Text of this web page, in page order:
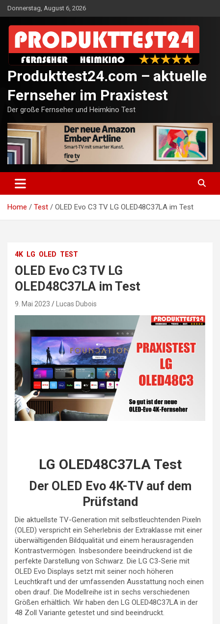
Skip
to
content
Donnerstag, August 6, 2026
Produkttest24.com – aktuelle
Fernseher im Praxistest
Der große Fernseher und Heimkino Test
Home Test OLED Evo C3 TV LG OLED48C37LA im Test
4K LG OLED TEST
OLED Evo C3 TV LG
OLED48C37LA im Test
9. Mai 2023 Lucas Dubois
LG OLED48C37LA Test
Der OLED Evo 4K-TV auf dem
Prüfstand
Die aktuellste TV-Generation mit selbstleuchtenden Pixeln
(OLED) verspricht ein Seherlebnis der Extraklasse mit einer
überwältigenden Bildqualität und einem herausragenden
Kontrastvermögen. Insbesondere beeindruckend ist die
perfekte Darstellung von Schwarz. Die LG C3-Serie mit
OLED Evo Displays setzt mit seiner noch höheren
Leuchtkraft und der umfassenden Ausstattung noch einen
oben drauf. Die Modellreihe ist in sechs verschiedenen
Größen erhältlich. Wir haben den LG OLED48C37LA in der
48 Zoll Variante getestet und sind beeindruckt.